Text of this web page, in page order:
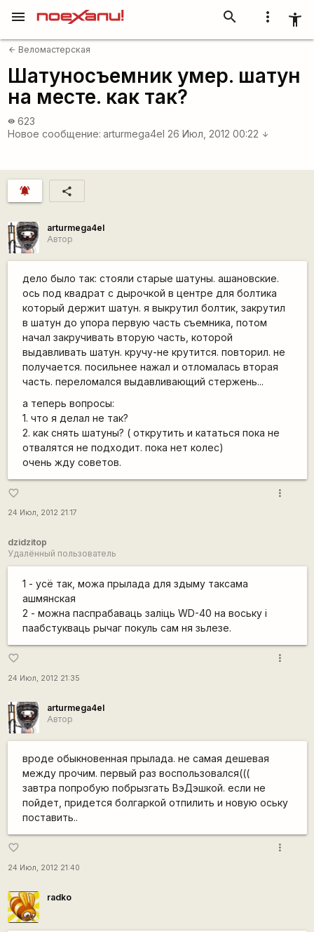
more_vert accessibility_new
search
menu
arrow_back Веломастерская
Шатуносъемник умер. шатун
на месте. как так?
visibility 623
Новое сообщение: arturmega4el 26 Июл, 2012 00:22 arrow_downward
notifications_active share
arturmega4el
Автор
дело было так: стояли старые шатуны. ашановские.
ось под квадрат с дырочкой в центре для болтика
который держит шатун. я выкрутил болтик, закрутил
в шатун до упора первую часть съемника, потом
начал закручивать вторую часть, которой
выдавливать шатун. кручу-не крутится. повторил. не
получается. посильнее нажал и отломалась вторая
часть. переломался выдавливающий стержень...
а теперь вопросы:
1. что я делал не так?
2. как снять шатуны? ( открутить и кататься пока не
отвалятся не подходит. пока нет колес)
очень жду советов.
favorite_border
24 Июл, 2012 21:17
more_vert
dzidzitop
Удалённый пользователь
1 - усё так, можа прылада для здыму таксама
ашмянская
2 - можна паспрабаваць заліць WD-40 на воську і
паабстукваць рычаг покуль сам ня зьлезе.
favorite_border
24 Июл, 2012 21:35
more_vert
arturmega4el
Автор
вроде обыкновенная прылада. не самая дешевая
между прочим. первый раз воспользовался(((
завтра попробую побрызгать ВэДэшкой. если не
пойдет, придется болгаркой отпилить и новую оську
поставить..
favorite_border
24 Июл, 2012 21:40
more_vert
radko